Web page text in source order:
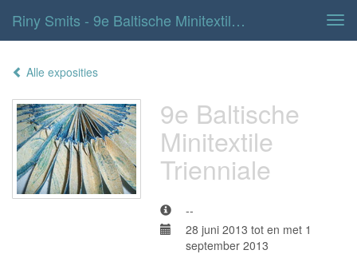
Riny Smits - 9e Baltische Minitextile Trienniale
Alle exposities
9e Baltische
Minitextile
Trienniale
--
28 juni 2013 tot en met 1
september 2013